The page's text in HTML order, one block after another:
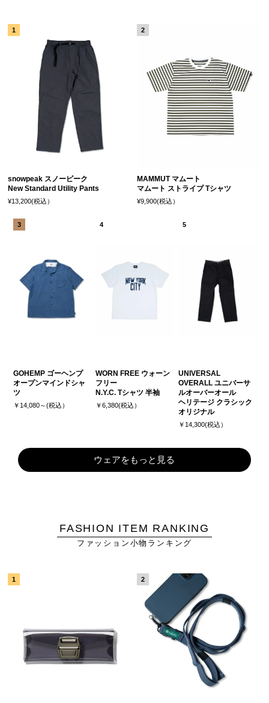
snowpeak スノーピーク
New Standard Utility Pants
¥13,200(税込）
MAMMUT マムート
マムート ストライプ Tシャツ
¥9,900(税込）
GOHEMP ゴーヘンプ
オープンマインドシャ
ツ
￥14,080～(税込）
WORN FREE ウォーン
フリー
N.Y.C. Tシャツ 半袖
￥6,380(税込）
UNIVERSAL
OVERALL ユニバーサ
ルオーバーオール
ヘリテージ クラシック
オリジナル
￥14,300(税込）
ウェアをもっと見る
FASHION ITEM RANKING
ファッション小物ランキング